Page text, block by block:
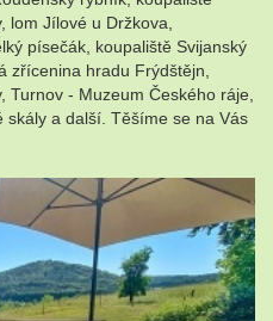
lom Jílové u Držkova,
písečák, koupaliště Svijanský
zřícenina hradu Frýdštějn,
- Muzeum Českého ráje,
skály a další. Těšíme se na Vás